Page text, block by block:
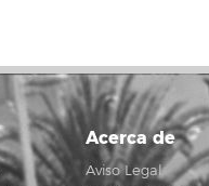
Acerca de
Aviso Legal